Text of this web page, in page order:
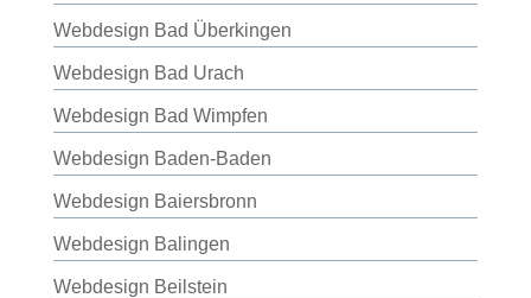
Webdesign Bad Überkingen
Webdesign Bad Urach
Webdesign Bad Wimpfen
Webdesign Baden-Baden
Webdesign Baiersbronn
Webdesign Balingen
Webdesign Beilstein